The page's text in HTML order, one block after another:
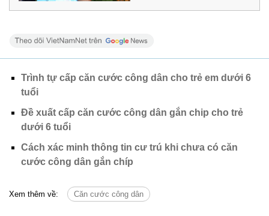
Trình tự cấp căn cước công dân cho trẻ em dưới 6
tuổi
Đề xuất cấp căn cước công dân gắn chip cho trẻ
dưới 6 tuổi
Cách xác minh thông tin cư trú khi chưa có căn
cước công dân gắn chíp
Xem thêm về: Căn cước công dân